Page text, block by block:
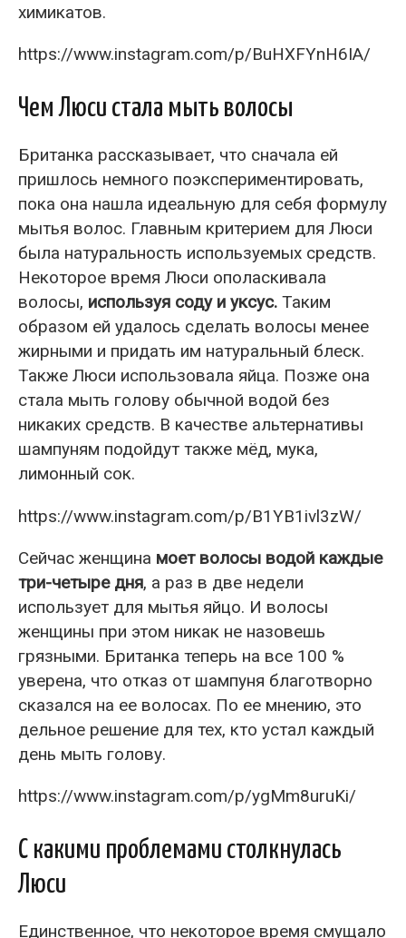
химикатов.
https://www.instagram.com/p/BuHXFYnH6IA/
Чем Люси стала мыть волосы
Британка рассказывает, что сначала ей
пришлось немного поэкспериментировать,
пока она нашла идеальную для себя формулу
мытья волос. Главным критерием для Люси
была натуральность используемых средств.
Некоторое время Люси ополаскивала
волосы, используя соду и уксус. Таким
образом ей удалось сделать волосы менее
жирными и придать им натуральный блеск.
Также Люси использовала яйца. Позже она
стала мыть голову обычной водой без
никаких средств. В качестве альтернативы
шампуням подойдут также мёд, мука,
лимонный сок.
https://www.instagram.com/p/B1YB1ivl3zW/
Сейчас женщина моет волосы водой каждые
три-четыре дня, а раз в две недели
использует для мытья яйцо. И волосы
женщины при этом никак не назовешь
грязными. Британка теперь на все 100 %
уверена, что отказ от шампуня благотворно
сказался на ее волосах. По ее мнению, это
дельное решение для тех, кто устал каждый
день мыть голову.
https://www.instagram.com/p/ygMm8uruKi/
С какими проблемами столкнулась
Люси
Единственное, что некоторое время смущало